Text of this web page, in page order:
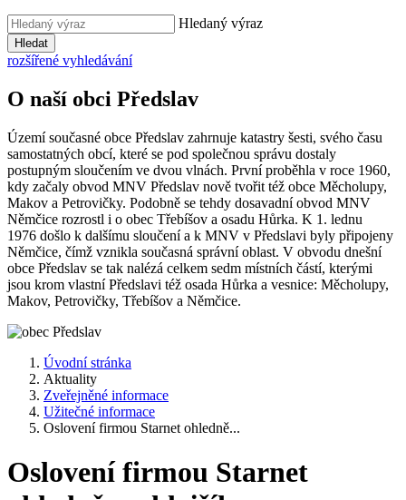
Hledaný výraz
Hledat
rozšířené vyhledávání
O naší obci Předslav
Území současné obce Předslav zahrnuje katastry šesti, svého času
samostatných obcí, které se pod společnou správu dostaly
postupným sloučením ve dvou vlnách. První proběhla v roce 1960,
kdy začaly obvod MNV Předslav nově tvořit též obce Měcholupy,
Makov a Petrovičky. Podobně se tehdy dosavadní obvod MNV
Němčice rozrostl i o obec Třebíšov a osadu Hůrka. K 1. lednu
1976 došlo k dalšímu sloučení a k MNV v Předslavi byly připojeny
Němčice, čímž vznikla současná správní oblast. V obvodu dnešní
obce Předslav se tak nalézá celkem sedm místních částí, kterými
jsou krom vlastní Předslavi též osada Hůrka a vesnice: Měcholupy,
Makov, Petrovičky, Třebíšov a Němčice.
Úvodní stránka
Aktuality
Zveřejněné informace
Užitečné informace
Oslovení firmou Starnet ohledně...
Oslovení firmou Starnet